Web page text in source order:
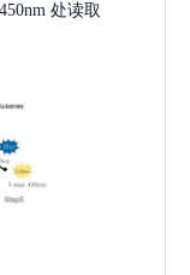
处读取